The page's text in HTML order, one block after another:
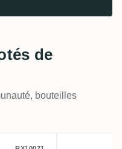
de
bouteilles